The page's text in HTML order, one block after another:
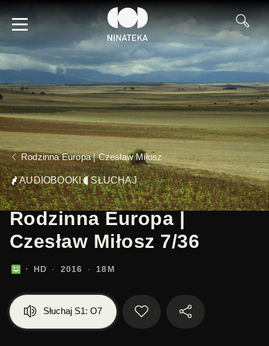
Rodzinna Europa | Czesław Miłosz
AUDIOBOOKI SŁUCHAJ
Rodzinna Europa |
Czesław Miłosz 7/36
HD 2016 18M
Słuchaj S1: O7